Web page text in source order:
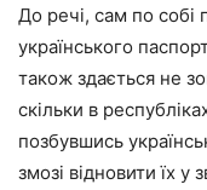
До речі, сам по собі
українського
також здається не
скільки в
позбувшись
змозі відновити їх у